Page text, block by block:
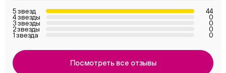
5 звезд 44
4 звезды 0
3 звезды 0
2 звезды 0
1 звезда 0
Посмотреть все отзывы